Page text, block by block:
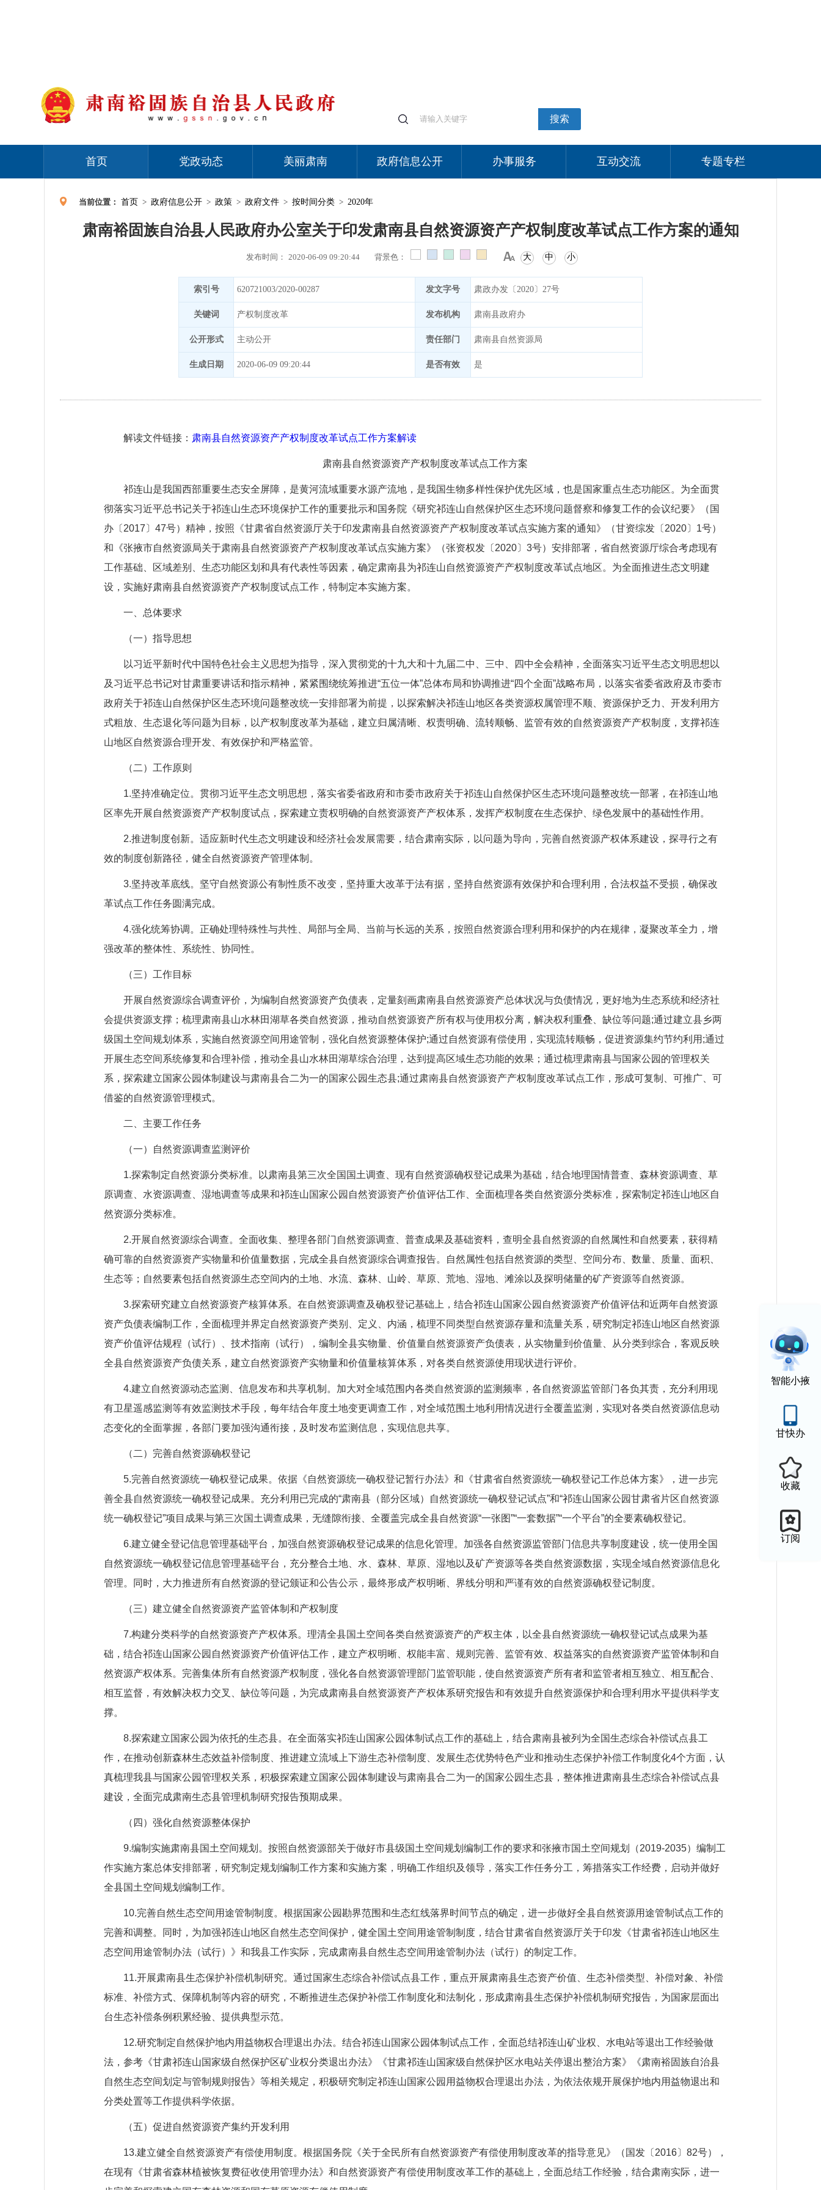
搜索
首页 党政动态 美丽肃南 政府信息公开 办事服务 互动交流 专题专栏
智能小掖
甘快办
收藏
订阅
当前位置： 首页 > 政府信息公开 > 政策 > 政府文件 > 按时间分类 > 2020年
肃南裕固族自治县人民政府办公室关于印发肃南县自然资源资产产权制度改革试点工作方案的通知
发布时间： 2020-06-09 09:20:44 背景色： 大 中 小
索引号 620721003/2020-00287 发文字号 肃政办发〔2020〕27号
关键词 产权制度改革 发布机构 肃南县政府办
公开形式 主动公开 责任部门 肃南县自然资源局
生成日期 2020-06-09 09:20:44 是否有效 是
解读文件链接： 肃南县自然资源资产产权制度改革试点工作方案解读
肃南县自然资源资产产权制度改革试点工作方案
祁连山是我国西部重要生态安全屏障，是黄河流域重要水源产流地，是我国生物多样性保护优先区域，也是国家重点生态功能区。为全面贯
彻落实习近平总书记关于祁连山生态环境保护工作的重要批示和国务院《研究祁连山自然保护区生态环境问题督察和修复工作的会议纪要》（国
办〔2017〕47号）精神，按照《甘肃省自然资源厅关于印发肃南县自然资源资产产权制度改革试点实施方案的通知》（甘资综发〔2020〕1号）
和《张掖市自然资源局关于肃南县自然资源资产产权制度改革试点实施方案》（张资权发〔2020〕3号）安排部署，省自然资源厅综合考虑现有
工作基础、区域差别、生态功能区划和具有代表性等因素，确定肃南县为祁连山自然资源资产产权制度改革试点地区。为全面推进生态文明建
设，实施好肃南县自然资源资产产权制度试点工作，特制定本实施方案。
一、总体要求
（一）指导思想
以习近平新时代中国特色社会主义思想为指导，深入贯彻党的十九大和十九届二中、三中、四中全会精神，全面落实习近平生态文明思想以
及习近平总书记对甘肃重要讲话和指示精神，紧紧围绕统筹推进“五位一体”总体布局和协调推进“四个全面”战略布局，以落实省委省政府及市委市
政府关于祁连山自然保护区生态环境问题整改统一安排部署为前提，以探索解决祁连山地区各类资源权属管理不顺、资源保护乏力、开发利用方
式粗放、生态退化等问题为目标，以产权制度改革为基础，建立归属清晰、权责明确、流转顺畅、监管有效的自然资源资产产权制度，支撑祁连
山地区自然资源合理开发、有效保护和严格监管。
（二）工作原则
1.坚持准确定位。贯彻习近平生态文明思想，落实省委省政府和市委市政府关于祁连山自然保护区生态环境问题整改统一部署，在祁连山地
区率先开展自然资源资产产权制度试点，探索建立责权明确的自然资源资产产权体系，发挥产权制度在生态保护、绿色发展中的基础性作用。
2.推进制度创新。适应新时代生态文明建设和经济社会发展需要，结合肃南实际，以问题为导向，完善自然资源产权体系建设，探寻行之有
效的制度创新路径，健全自然资源资产管理体制。
3.坚持改革底线。坚守自然资源公有制性质不改变，坚持重大改革于法有据，坚持自然资源有效保护和合理利用，合法权益不受损，确保改
革试点工作任务圆满完成。
4.强化统筹协调。正确处理特殊性与共性、局部与全局、当前与长远的关系，按照自然资源合理利用和保护的内在规律，凝聚改革全力，增
强改革的整体性、系统性、协同性。
（三）工作目标
开展自然资源综合调查评价，为编制自然资源资产负债表，定量刻画肃南县自然资源资产总体状况与负债情况，更好地为生态系统和经济社
会提供资源支撑；梳理肃南县山水林田湖草各类自然资源，推动自然资源资产所有权与使用权分离，解决权利重叠、缺位等问题;通过建立县乡两
级国土空间规划体系，实施自然资源空间用途管制，强化自然资源整体保护;通过自然资源有偿使用，实现流转顺畅，促进资源集约节约利用;通过
开展生态空间系统修复和合理补偿，推动全县山水林田湖草综合治理，达到提高区域生态功能的效果；通过梳理肃南县与国家公园的管理权关
系，探索建立国家公园体制建设与肃南县合二为一的国家公园生态县;通过肃南县自然资源资产产权制度改革试点工作，形成可复制、可推广、可
借鉴的自然资源管理模式。
二、主要工作任务
（一）自然资源调查监测评价
1.探索制定自然资源分类标准。以肃南县第三次全国国土调查、现有自然资源确权登记成果为基础，结合地理国情普查、森林资源调查、草
原调查、水资源调查、湿地调查等成果和祁连山国家公园自然资源资产价值评估工作、全面梳理各类自然资源分类标准，探索制定祁连山地区自
然资源分类标准。
2.开展自然资源综合调查。全面收集、整理各部门自然资源调查、普查成果及基础资料，查明全县自然资源的自然属性和自然要素，获得精
确可靠的自然资源资产实物量和价值量数据，完成全县自然资源综合调查报告。自然属性包括自然资源的类型、空间分布、数量、质量、面积、
生态等；自然要素包括自然资源生态空间内的土地、水流、森林、山岭、草原、荒地、湿地、滩涂以及探明储量的矿产资源等自然资源。
3.探索研究建立自然资源资产核算体系。在自然资源调查及确权登记基础上，结合祁连山国家公园自然资源资产价值评估和近两年自然资源
资产负债表编制工作，全面梳理并界定自然资源资产类别、定义、内涵，梳理不同类型自然资源存量和流量关系，研究制定祁连山地区自然资源
资产价值评估规程（试行）、技术指南（试行），编制全县实物量、价值量自然资源资产负债表，从实物量到价值量、从分类到综合，客观反映
全县自然资源资产负债关系，建立自然资源资产实物量和价值量核算体系，对各类自然资源使用现状进行评价。
4.建立自然资源动态监测、信息发布和共享机制。加大对全域范围内各类自然资源的监测频率，各自然资源监管部门各负其责，充分利用现
有卫星遥感监测等有效监测技术手段，每年结合年度土地变更调查工作，对全域范围土地利用情况进行全覆盖监测，实现对各类自然资源信息动
态变化的全面掌握，各部门要加强沟通衔接，及时发布监测信息，实现信息共享。
（二）完善自然资源确权登记
5.完善自然资源统一确权登记成果。依据《自然资源统一确权登记暂行办法》和《甘肃省自然资源统一确权登记工作总体方案》，进一步完
善全县自然资源统一确权登记成果。充分利用已完成的“肃南县（部分区域）自然资源统一确权登记试点”和“祁连山国家公园甘肃省片区自然资源
统一确权登记”项目成果与第三次国土调查成果，无缝隙衔接、全覆盖完成全县自然资源“一张图”“一套数据”“一个平台”的全要素确权登记。
6.建立健全登记信息管理基础平台，加强自然资源确权登记成果的信息化管理。加强各自然资源监管部门信息共享制度建设，统一使用全国
自然资源统一确权登记信息管理基础平台，充分整合土地、水、森林、草原、湿地以及矿产资源等各类自然资源数据，实现全域自然资源信息化
管理。同时，大力推进所有自然资源的登记颁证和公告公示，最终形成产权明晰、界线分明和严谨有效的自然资源确权登记制度。
（三）建立健全自然资源资产监管体制和产权制度
7.构建分类科学的自然资源资产产权体系。理清全县国土空间各类自然资源资产的产权主体，以全县自然资源统一确权登记试点成果为基
础，结合祁连山国家公园自然资源资产价值评估工作，建立产权明晰、权能丰富、规则完善、监管有效、权益落实的自然资源资产监管体制和自
然资源产权体系。完善集体所有自然资源产权制度，强化各自然资源管理部门监管职能，使自然资源资产所有者和监管者相互独立、相互配合、
相互监督，有效解决权力交叉、缺位等问题，为完成肃南县自然资源资产产权体系研究报告和有效提升自然资源保护和合理利用水平提供科学支
撑。
8.探索建立国家公园为依托的生态县。在全面落实祁连山国家公园体制试点工作的基础上，结合肃南县被列为全国生态综合补偿试点县工
作，在推动创新森林生态效益补偿制度、推进建立流域上下游生态补偿制度、发展生态优势特色产业和推动生态保护补偿工作制度化4个方面，认
真梳理我县与国家公园管理权关系，积极探索建立国家公园体制建设与肃南县合二为一的国家公园生态县，整体推进肃南县生态综合补偿试点县
建设，全面完成肃南生态县管理机制研究报告预期成果。
（四）强化自然资源整体保护
9.编制实施肃南县国土空间规划。按照自然资源部关于做好市县级国土空间规划编制工作的要求和张掖市国土空间规划（2019-2035）编制工
作实施方案总体安排部署，研究制定规划编制工作方案和实施方案，明确工作组织及领导，落实工作任务分工，筹措落实工作经费，启动并做好
全县国土空间规划编制工作。
10.完善自然生态空间用途管制制度。根据国家公园勘界范围和生态红线落界时间节点的确定，进一步做好全县自然资源用途管制试点工作的
完善和调整。同时，为加强祁连山地区自然生态空间保护，健全国土空间用途管制制度，结合甘肃省自然资源厅关于印发《甘肃省祁连山地区生
态空间用途管制办法（试行）》和我县工作实际，完成肃南县自然生态空间用途管制办法（试行）的制定工作。
11.开展肃南县生态保护补偿机制研究。通过国家生态综合补偿试点县工作，重点开展肃南县生态资产价值、生态补偿类型、补偿对象、补偿
标准、补偿方式、保障机制等内容的研究，不断推进生态保护补偿工作制度化和法制化，形成肃南县生态保护补偿机制研究报告，为国家层面出
台生态补偿条例积累经验、提供典型示范。
12.研究制定自然保护地内用益物权合理退出办法。结合祁连山国家公园体制试点工作，全面总结祁连山矿业权、水电站等退出工作经验做
法，参考《甘肃祁连山国家级自然保护区矿业权分类退出办法》《甘肃祁连山国家级自然保护区水电站关停退出整治方案》《肃南裕固族自治县
自然生态空间划定与管制规则报告》等相关规定，积极研究制定祁连山国家公园用益物权合理退出办法，为依法依规开展保护地内用益物退出和
分类处置等工作提供科学依据。
（五）促进自然资源资产集约开发利用
13.建立健全自然资源资产有偿使用制度。根据国务院《关于全民所有自然资源资产有偿使用制度改革的指导意见》（国发〔2016〕82号），
在现有《甘肃省森林植被恢复费征收使用管理办法》和自然资源资产有偿使用制度改革工作的基础上，全面总结工作经验，结合肃南实际，进一